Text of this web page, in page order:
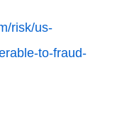
risk/us-
to-fraud-